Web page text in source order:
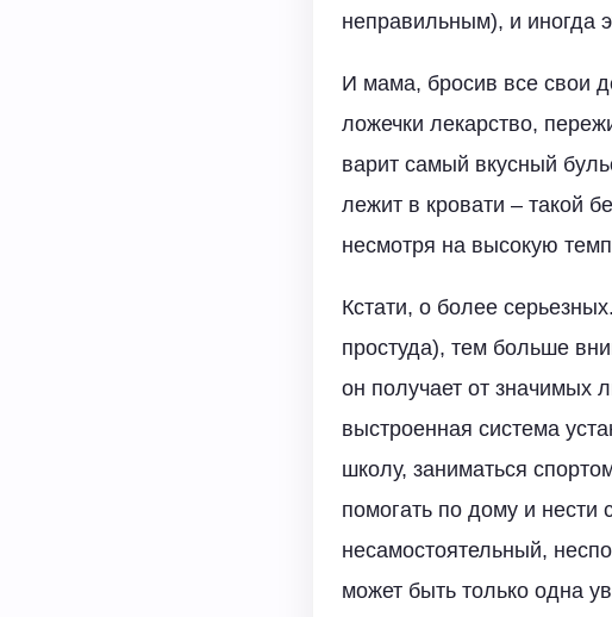
неправильным), и иногда
И мама, бросив все свои
ложечки лекарство,
варит самый вкусный
лежит в кровати – такой
несмотря на высокую
Кстати, о более
простуда), тем больше
он получает от значимых
выстроенная система
школу, заниматься
помогать по дому и нести
несамостоятельный,
может быть только одна